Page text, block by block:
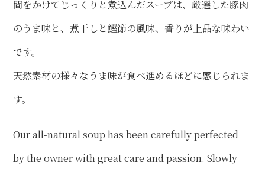
間をかけてじっくりと煮込んだスープは、厳選した豚肉
のうま味と、煮干しと鰹節の風味、香りが上品な味わい
です。
天然素材の様々なうま味が食べ進めるほどに感じられま
す。
Our all-natural soup has been carefully perfected
by the owner with great care and passion. Slowly